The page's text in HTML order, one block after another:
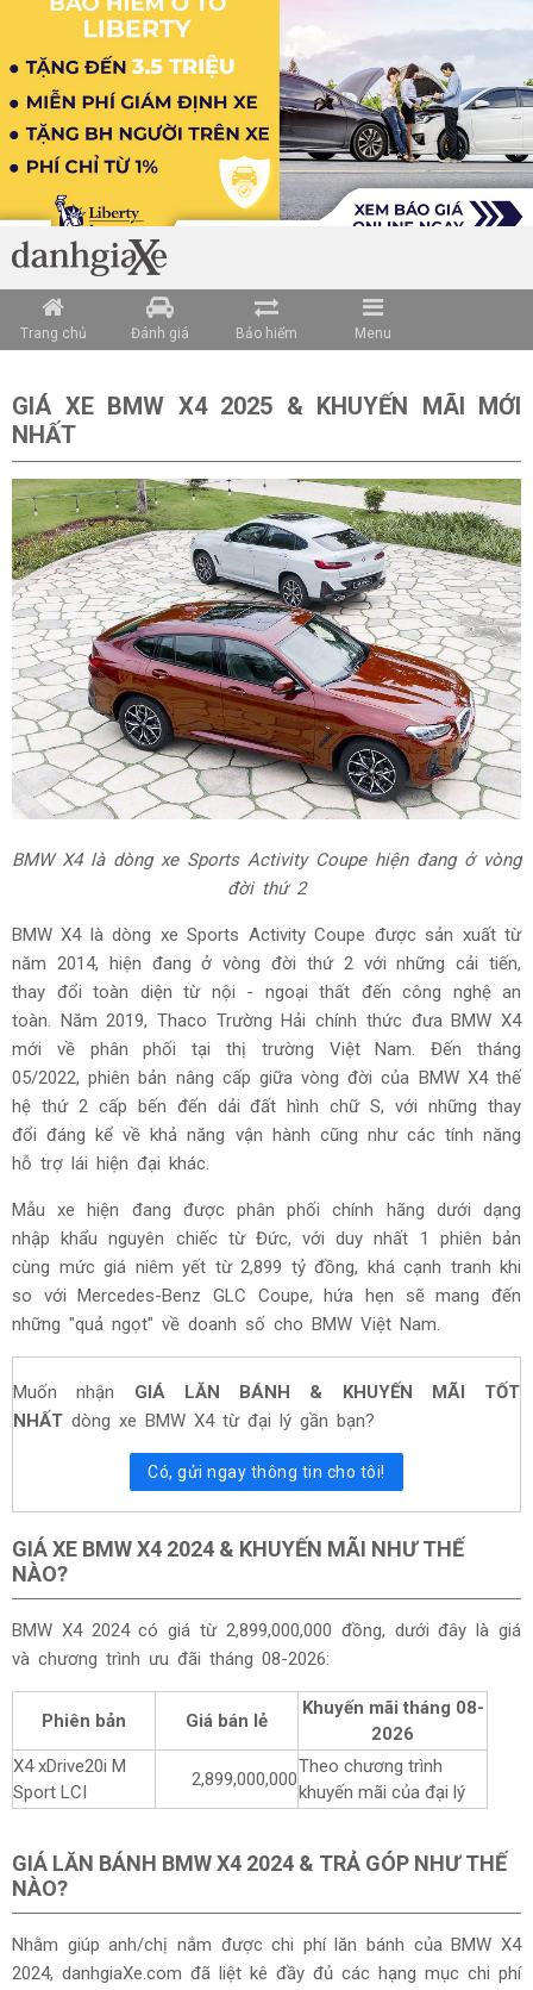
Trang chủ Đánh giá Bảo hiểm Menu
GIÁ XE BMW X4 2025 & KHUYẾN MÃI MỚI
NHẤT
BMW X4 là dòng xe Sports Activity Coupe hiện đang ở vòng
đời thứ 2
BMW X4 là dòng xe Sports Activity Coupe được sản xuất từ
năm 2014, hiện đang ở vòng đời thứ 2 với những cải tiến,
thay đổi toàn diện từ nội - ngoại thất đến công nghệ an
toàn. Năm 2019, Thaco Trường Hải chính thức đưa BMW X4
mới về phân phối tại thị trường Việt Nam. Đến tháng
05/2022, phiên bản nâng cấp giữa vòng đời của BMW X4 thế
hệ thứ 2 cấp bến đến dải đất hình chữ S, với những thay
đổi đáng kể về khả năng vận hành cũng như các tính năng
hỗ trợ lái hiện đại khác.
Mẫu xe hiện đang được phân phối chính hãng dưới dạng
nhập khẩu nguyên chiếc từ Đức, với duy nhất 1 phiên bản
cùng mức giá niêm yết từ 2,899 tỷ đồng, khá cạnh tranh khi
so với Mercedes-Benz GLC Coupe, hứa hẹn sẽ mang đến
những "quả ngọt" về doanh số cho BMW Việt Nam.
Muốn nhận GIÁ LĂN BÁNH & KHUYẾN MÃI TỐT
NHẤT dòng xe BMW X4 từ đại lý gần bạn?
Có, gửi ngay thông tin cho tôi!
GIÁ XE BMW X4 2024 & KHUYẾN MÃI NHƯ THẾ
NÀO?
BMW X4 2024 có giá từ 2,899,000,000 đồng, dưới đây là giá
và chương trình ưu đãi tháng 08-2026:
Phiên bản Giá bán lẻ
Khuyến mãi tháng 08-
2026
X4 xDrive20i M
Sport LCI
2,899,000,000
Theo chương trình
khuyến mãi của đại lý
GIÁ LĂN BÁNH BMW X4 2024 & TRẢ GÓP NHƯ THẾ
NÀO?
Nhằm giúp anh/chị nắm được chi phí lăn bánh của BMW X4
2024, danhgiaXe.com đã liệt kê đầy đủ các hạng mục chi phí
Loading data ...